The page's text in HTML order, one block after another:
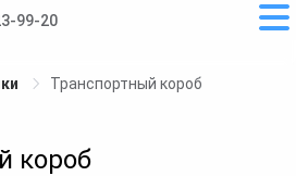
99-20
Транспортный короб
короб